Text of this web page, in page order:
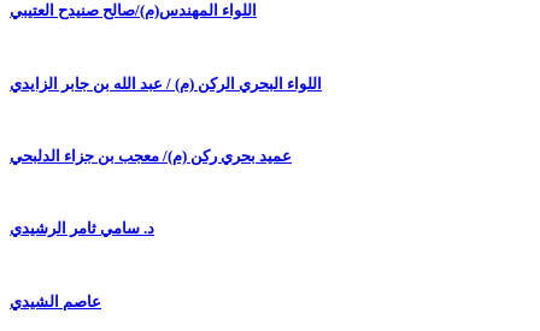
اللواء المهندس(م)/صالح صنيدح العتيبي
اللواء البحري الركن (م) / عبد الله بن جابر الزايدي
عميد بحري ركن (م)/ معجب بن جزاء الدلبحي
د. سامي ثامر الرشيدي
عاصم الشيدي